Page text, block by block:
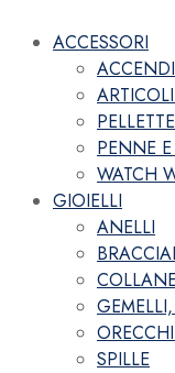
ACCESSORI
PENNE
WATCH
GIOIELLI
ANELLI
SPILLE